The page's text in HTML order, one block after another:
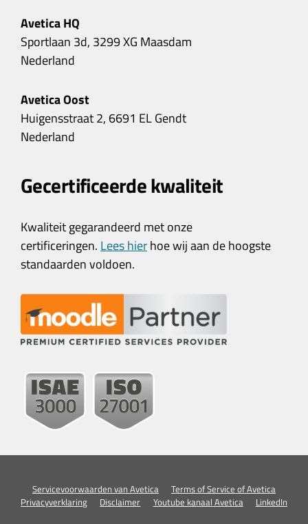
Avetica HQ
Sportlaan 3d, 3299 XG Maasdam
Nederland
Avetica Oost
Huigensstraat 2, 6691 EL Gendt
Nederland
Gecertificeerde kwaliteit
Kwaliteit gegarandeerd met onze
certificeringen. Lees hierhoe wij aan de hoogste
standaarden voldoen.
Servicevoorwaarden van Avetica
Terms of Service of Avetica
Privacyverklaring
Disclaimer Youtube kanaal Avetica LinkedIn